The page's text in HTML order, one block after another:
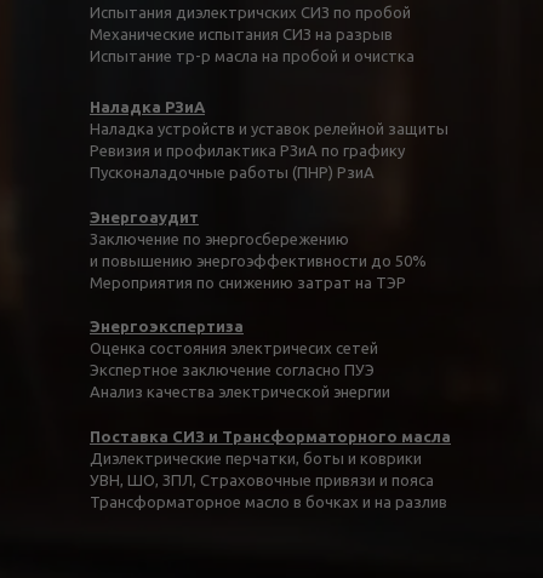
Наладка РЗиА
Наладка устройств и уставок релейной защиты
Ревизия и профилактика РЗиА по графику
Пусконаладочные работы (ПНР) РзиА
Энергоаудит
Заключение по энергосбережению
и повышению энергоэффективности до 50%
Мероприятия по снижению затрат на ТЭР
Испытания диэлектричских СИЗ по пробой
Механические испытания СИЗ на разрыв
Испытание тр-р масла на пробой и очистка
Энергоэкспертиза
Оценка состояния электричесих сетей
Экспертное заключение согласно ПУЭ
Анализ качества электрической энергии
Поставка СИЗ и Трансформаторного масла
Диэлектрические перчатки, боты и коврики
УВН, ШО, ЗПЛ, Страховочные привязи и пояса
Трансформаторное масло в бочках и на разлив